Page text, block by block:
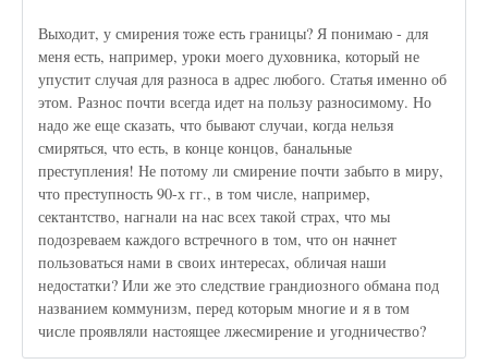
Выходит, у смирения тоже есть границы? Я понимаю - для
меня есть, например, уроки моего духовника, который не
упустит случая для разноса в адрес любого. Статья именно об
этом. Разнос почти всегда идет на пользу разносимому. Но
надо же еще сказать, что бывают случаи, когда нельзя
смиряться, что есть, в конце концов, банальные
преступления! Не потому ли смирение почти забыто в миру,
что преступность 90-х гг., в том числе, например,
сектантство, нагнали на нас всех такой страх, что мы
подозреваем каждого встречного в том, что он начнет
пользоваться нами в своих интересах, обличая наши
недостатки? Или же это следствие грандиозного обмана под
названием коммунизм, перед которым многие и я в том
числе проявляли настоящее лжесмирение и угодничество?